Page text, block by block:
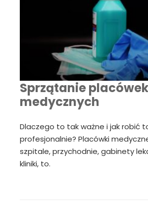
Sprzątanie placówek
medycznych
Dlaczego to tak ważne i jak robić
profesjonalnie? Placówki
szpitale, przychodnie, gabinety
kliniki, to.